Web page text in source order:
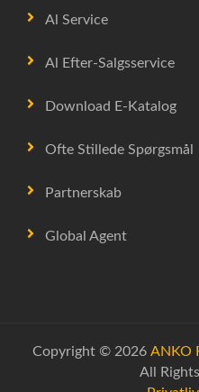
Al Service
Al Efter-Salgsservice
Download E-Katalog
Ofte Stillede Spørgsmål
Partnerskab
Global Agent
Copyright © 2026 ANKO
All